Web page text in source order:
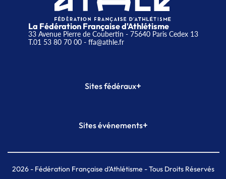
La Fédération Française d'Athlétisme
33 Avenue Pierre de Coubertin - 75640 Paris Cedex 13
T.01 53 80 70 00- ffa@athle.fr
Sites fédéraux+
Plateforme Formation
Sites événements+
Meeting de Paris indoor
MAIF Ekiden de Paris
2026- Fédération Française d'Athlétisme - Tous Droits Réservés